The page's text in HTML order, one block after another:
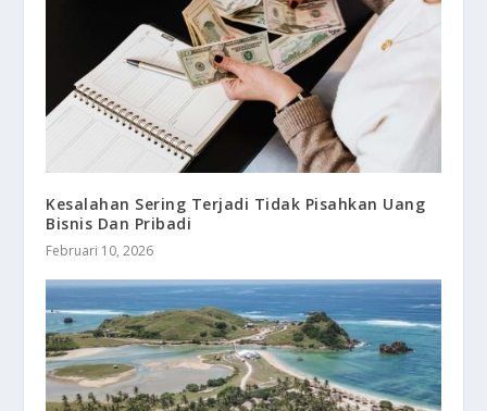
Kesalahan Sering Terjadi Tidak Pisahkan Uang
Bisnis Dan Pribadi
Februari 10, 2026